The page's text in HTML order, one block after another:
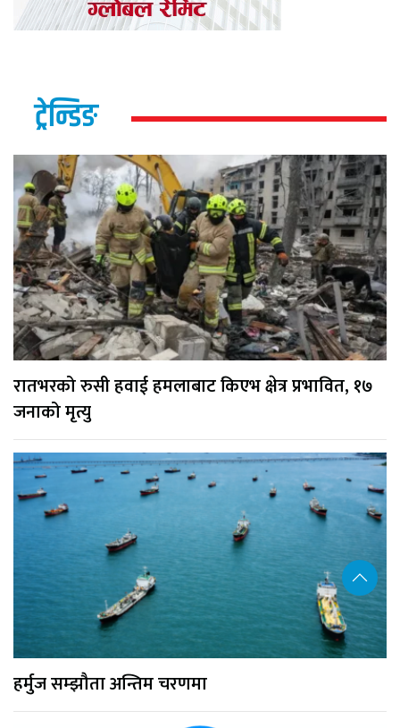
ट्रेन्डिङ
रातभरको रुसी हवाई हमलाबाट किएभ क्षेत्र प्रभावित, १७
जनाको मृत्यु
हर्मुज सम्झौता अन्तिम चरणमा